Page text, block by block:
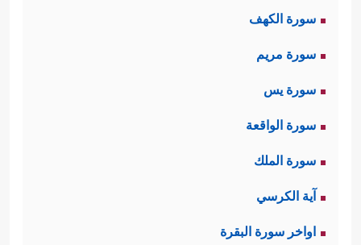
سورة الكهف
سورة مريم
سورة يس
سورة الواقعة
سورة الملك
آية الكرسي
اواخر سورة البقرة